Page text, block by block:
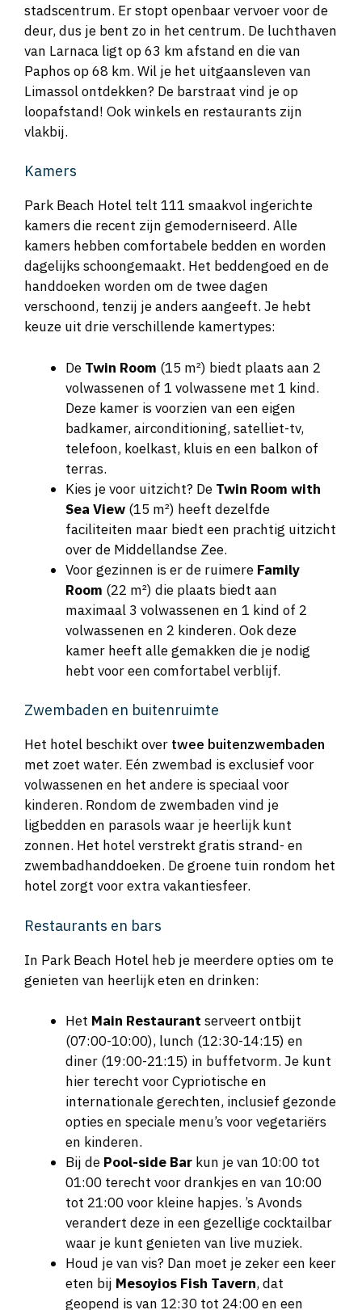
stadscentrum. Er stopt openbaar vervoer voor de
deur, dus je bent zo in het centrum. De luchthaven
van Larnaca ligt op 63 km afstand en die van
Paphos op 68 km. Wil je het uitgaansleven van
Limassol ontdekken? De barstraat vind je op
loopafstand! Ook winkels en restaurants zijn
vlakbij.
Kamers
Park Beach Hotel telt 111 smaakvol ingerichte
kamers die recent zijn gemoderniseerd. Alle
kamers hebben comfortabele bedden en worden
dagelijks schoongemaakt. Het beddengoed en de
handdoeken worden om de twee dagen
verschoond, tenzij je anders aangeeft. Je hebt
keuze uit drie verschillende kamertypes:
De Twin Room (15 m²) biedt plaats aan 2
volwassenen of 1 volwassene met 1 kind.
Deze kamer is voorzien van een eigen
badkamer, airconditioning, satelliet-tv,
telefoon, koelkast, kluis en een balkon of
terras.
Kies je voor uitzicht? De Twin Room with
Sea View (15 m²) heeft dezelfde
faciliteiten maar biedt een prachtig uitzicht
over de Middellandse Zee.
Voor gezinnen is er de ruimere Family
Room (22 m²) die plaats biedt aan
maximaal 3 volwassenen en 1 kind of 2
volwassenen en 2 kinderen. Ook deze
kamer heeft alle gemakken die je nodig
hebt voor een comfortabel verblijf.
Zwembaden en buitenruimte
Het hotel beschikt over twee buitenzwembaden
met zoet water. Eén zwembad is exclusief voor
volwassenen en het andere is speciaal voor
kinderen. Rondom de zwembaden vind je
ligbedden en parasols waar je heerlijk kunt
zonnen. Het hotel verstrekt gratis strand- en
zwembadhanddoeken. De groene tuin rondom het
hotel zorgt voor extra vakantiesfeer.
Restaurants en bars
In Park Beach Hotel heb je meerdere opties om te
genieten van heerlijk eten en drinken:
Het Main Restaurant serveert ontbijt
(07:00-10:00), lunch (12:30-14:15) en
diner (19:00-21:15) in buffetvorm. Je kunt
hier terecht voor Cypriotische en
internationale gerechten, inclusief gezonde
opties en speciale menu’s voor vegetariërs
en kinderen.
Bij de Pool-side Bar kun je van 10:00 tot
01:00 terecht voor drankjes en van 10:00
tot 21:00 voor kleine hapjes. ’s Avonds
verandert deze in een gezellige cocktailbar
waar je kunt genieten van live muziek.
Houd je van vis? Dan moet je zeker een keer
eten bij Mesoyios Fish Tavern, dat
geopend is van 12:30 tot 24:00 en een